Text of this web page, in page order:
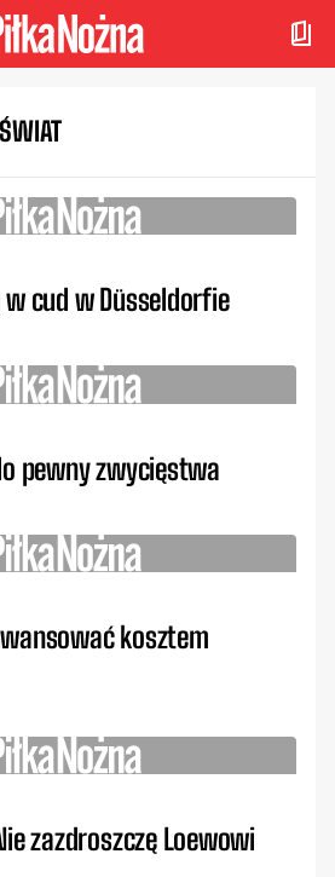
cud w Düsseldorfie
pewny zwycięstwa
kosztem
zazdroszczę Loewowi